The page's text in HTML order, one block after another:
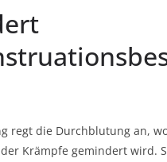
regt die Durchblutung an,
Krämpfe gemindert wird.